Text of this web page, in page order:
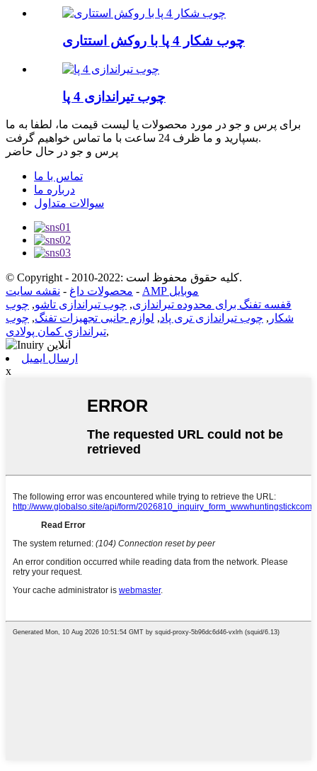
چوب شکار 4 پا با روکش استتاری
چوب تیراندازی 4 پا
برای پرس و جو در مورد محصولات یا لیست قیمت ما، لطفا به ما
بسپارید و ما ظرف 24 ساعت با ما تماس خواهیم گرفت.
پرس و جو در حال حاضر
تماس با ما
درباره ما
سوالات متداول
© Copyright - 2010-2022: کلیه حقوق محفوظ است.
محصولات داغ - نقشه سایت -
AMP موبایل
قفسه تفنگ برای محدوده تیراندازی, چوب تیراندازی تاشو, چوب
شکار , چوب تیراندازی تری پاد, لوازم جانبی تجهیزات تفنگ, چوب
تیراندازی کمان پولادی,
ارسال ایمیل
x